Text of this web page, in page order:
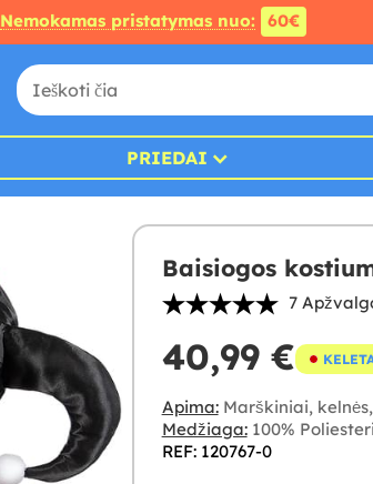
Nemokamas pristatymas nuo: 60€
PRIEDAI
Baisiogos
7
40,99 €
Apima:Marškiniai,
Medžiaga:100%
REF: 120767-0